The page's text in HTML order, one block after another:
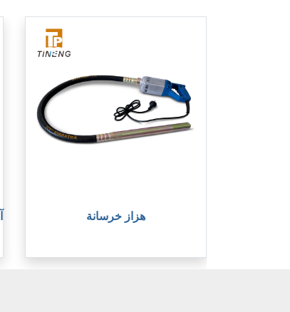
هزاز خرسانة